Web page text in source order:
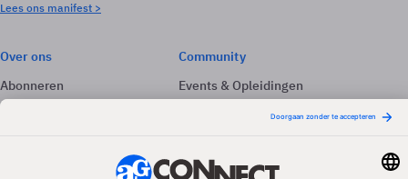
Lees ons manifest >
Over ons
Abonneren
Adverteren
Community
Events & Opleidingen